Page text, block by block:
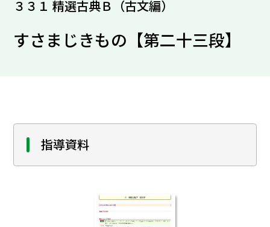
３３１ 精選古典Ｂ（古文編）
すさまじきもの【第二十三段】
指導資料